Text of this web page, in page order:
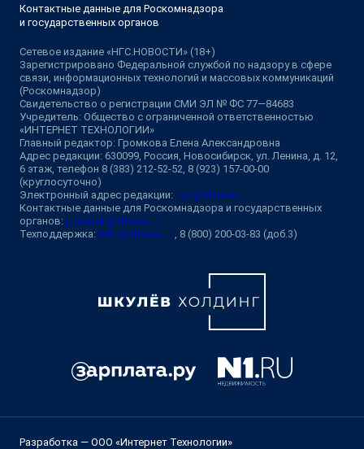
Контактные данные для Роскомнадзора
и государственных органов
Сетевое издание «НГС.НОВОСТИ» (18+)
Зарегистрировано Федеральной службой по надзору в сфере
связи, информационных технологий и массовых коммуникаций
(Роскомнадзор)
Свидетельство о регистрации СМИ ЭЛ № ФС 77—84683
Учредитель: Общество с ограниченной ответственностью
«ИНТЕРНЕТ ТЕХНОЛОГИИ»
Главный редактор: Громкова Елена Александровна
Адрес редакции: 630099, Россия, Новосибирск, ул. Ленина, д. 12,
6 этаж, телефон 8 (383) 212-52-52, 8 (923) 157-00-00
(круглосуточно)
Электронный адрес редакции: ngs@shkulev.ru
Контактные данные для Роскомнадзора и государственных
органов: juristnsk@shkulev.ru
Техподдержка: help@shkulev.ru , 8 (800) 200-03-83 (доб.3)
Разработка — ООО «Интернет Технологии»